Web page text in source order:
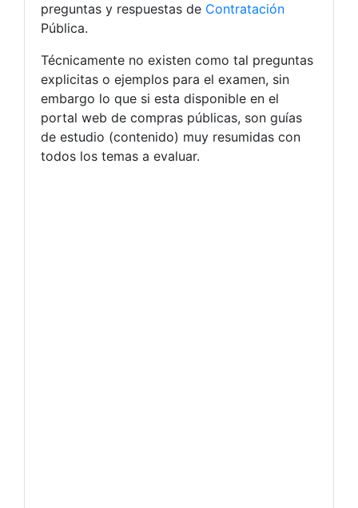
preguntas y respuestas de Contratación
Pública.
Técnicamente no existen como tal preguntas
explicitas o ejemplos para el examen, sin
embargo lo que si esta disponible en el
portal web de compras públicas, son guías
de estudio (contenido) muy resumidas con
todos los temas a evaluar.